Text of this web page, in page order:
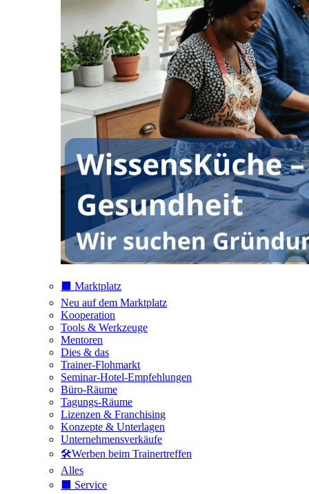
⬛️ Marktplatz
Neu auf dem Marktplatz
Kooperation
Tools & Werkzeuge
Mentoren
Dies & das
Trainer-Flohmarkt
Seminar-Hotel-Empfehlungen
Büro-Räume
Tagungs-Räume
Lizenzen & Franchising
Konzepte & Unterlagen
Unternehmensverkäufe
🛠️Werben beim Trainertreffen
Alles
⬛️ Service